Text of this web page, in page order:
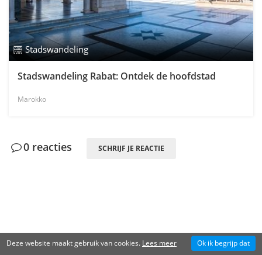
Stadswandeling
Stadswandeling Rabat: Ontdek de hoofdstad
Marokko
0 reacties SCHRIJF JE REACTIE
Deze website maakt gebruik van cookies. Lees meer Ok ik begrijp dat